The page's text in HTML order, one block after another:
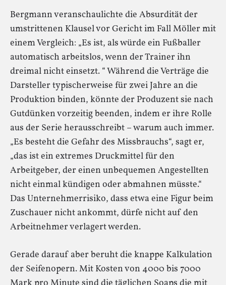
Bergmann veranschaulichte die Absurdität der
umstrittenen Klausel vor Gericht im Fall Möller mit
einem Vergleich: „Es ist, als würde ein Fußballer
automatisch arbeitslos, wenn der Trainer ihn
dreimal nicht einsetzt. “ Während die Verträge die
Darsteller typischerweise für zwei Jahre an die
Produktion binden, könnte der Produzent sie nach
Gutdünken vorzeitig beenden, indem er ihre Rolle
aus der Serie herausschreibt – warum auch immer.
„Es besteht die Gefahr des Missbrauchs“, sagt er,
„das ist ein extremes Druckmittel für den
Arbeitgeber, der einen unbequemen Angestellten
nicht einmal kündigen oder abmahnen müsste.“
Das Unternehmerrisiko, dass etwa eine Figur beim
Zuschauer nicht ankommt, dürfe nicht auf den
Arbeitnehmer verlagert werden.
Gerade darauf aber beruht die knappe Kalkulation
der Seifenopern. Mit Kosten von 4000 bis 7000